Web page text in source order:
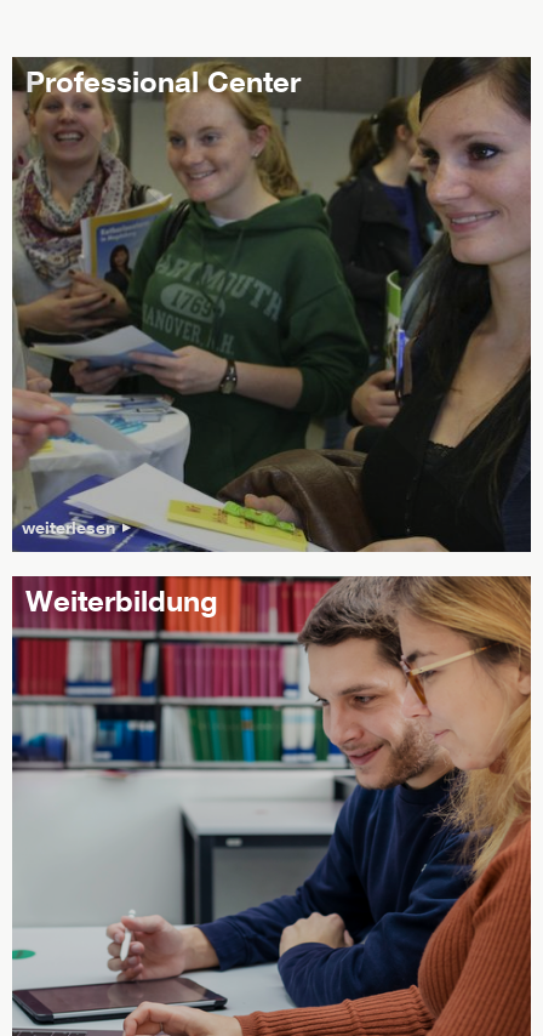
Professional Center
weiterlesen
Weiterbildung